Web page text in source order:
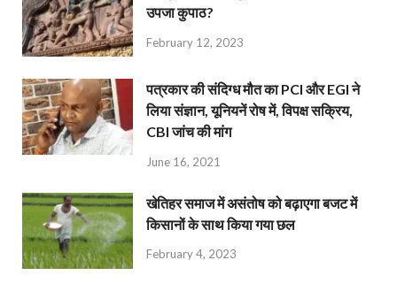
उपजा कुपाठ?
February 12, 2023
पत्रकार की संदिग्ध मौत का PCI और EGI ने
लिया संज्ञान, यूनियनें रोष में, विपक्ष सक्रिय,
CBI जांच की मांग
June 16, 2021
खेतिहर समाज में असंतोष को बढ़ाएगा बजट में
किसानों के साथ किया गया छल
February 4, 2023